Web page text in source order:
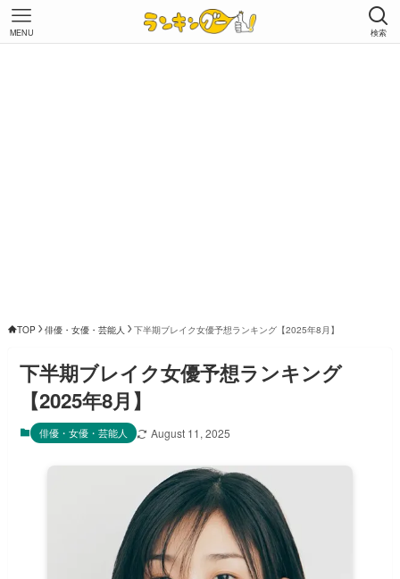
検索
MENU
TOP 俳優・女優・芸能人 下半期ブレイク女優予想ランキング【2025年8月】
下半期ブレイク女優予想ランキング
【2025年8月】
俳優・女優・芸能人 August 11, 2025